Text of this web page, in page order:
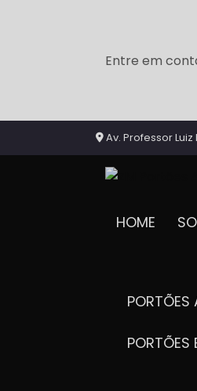
Entre em
Av. Professor
HOME